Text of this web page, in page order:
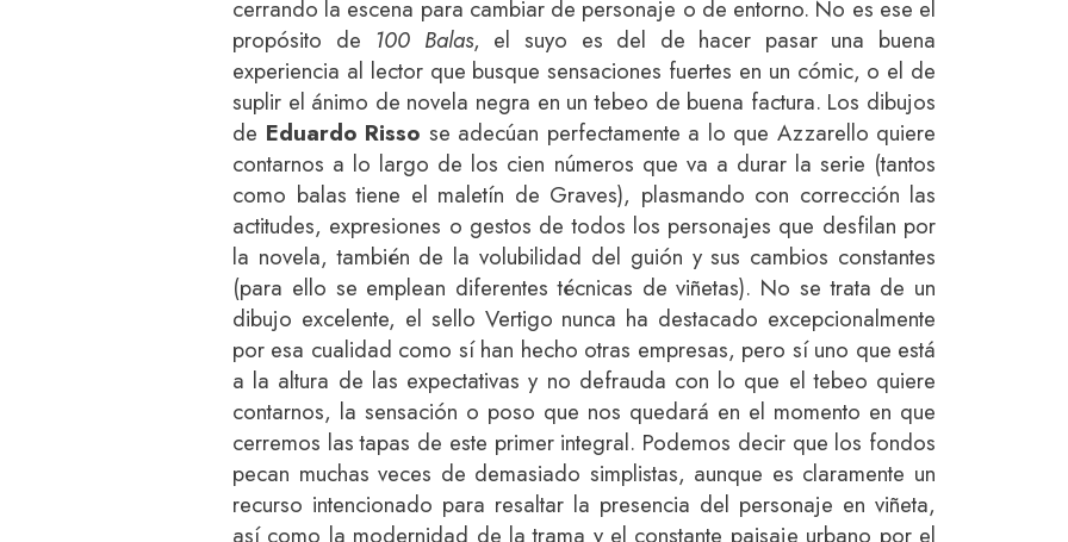
cerrando la escena para cambiar de personaje o de entorno. No es ese el
propósito de 100 Balas, el suyo es del de hacer pasar una buena
experiencia al lector que busque sensaciones fuertes en un cómic, o el de
suplir el ánimo de novela negra en un tebeo de buena factura. Los dibujos
de Eduardo Risso se adecúan perfectamente a lo que Azzarello quiere
contarnos a lo largo de los cien números que va a durar la serie (tantos
como balas tiene el maletín de Graves), plasmando con corrección las
actitudes, expresiones o gestos de todos los personajes que desfilan por
la novela, también de la volubilidad del guión y sus cambios constantes
(para ello se emplean diferentes técnicas de viñetas). No se trata de un
dibujo excelente, el sello Vertigo nunca ha destacado excepcionalmente
por esa cualidad como sí han hecho otras empresas, pero sí uno que está
a la altura de las expectativas y no defrauda con lo que el tebeo quiere
contarnos, la sensación o poso que nos quedará en el momento en que
cerremos las tapas de este primer integral. Podemos decir que los fondos
pecan muchas veces de demasiado simplistas, aunque es claramente un
recurso intencionado para resaltar la presencia del personaje en viñeta,
así como la modernidad de la trama y el constante paisaje urbano por el